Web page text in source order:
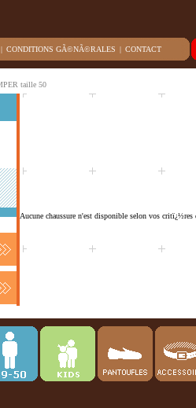
| CONDITIONS GÃ©NÃ©RALES | CONTACT
taille 50
Aucune chaussure n'est disponible selon vos critï¿½res